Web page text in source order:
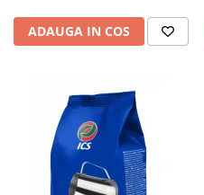
ADAUGA IN COS